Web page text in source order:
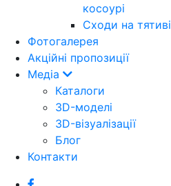
косоурі
Cходи на тятиві
Фотогалерея
Акційні пропозиції
Медіа
Каталоги
3D-моделі
3D-візуалізації
Блог
Контакти